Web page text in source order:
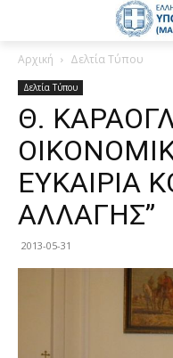
Αρχική Δελτία Τύπου
Δελτία Τύπου
Θ.
ΕΥΚΑΙΡΙΑ
ΑΛΛΑΓΗΣ”
2013-05-31